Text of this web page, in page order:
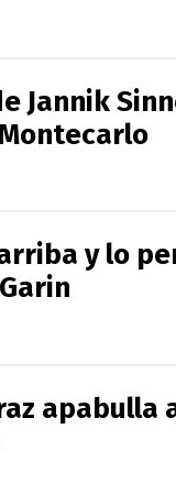
Jannik
y lo
apabulla